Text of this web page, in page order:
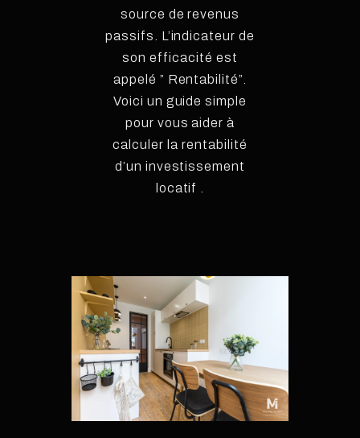
source de revenus
passifs. L’indicateur de
son efficacité est
appelé ” Rentabilité”.
Voici un guide simple
pour vous aider à
calculer la rentabilité
d’un investissement
locatif .